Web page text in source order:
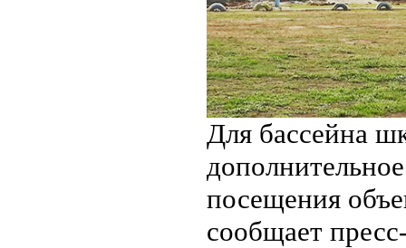
Для бассейна
посещения
сообщает